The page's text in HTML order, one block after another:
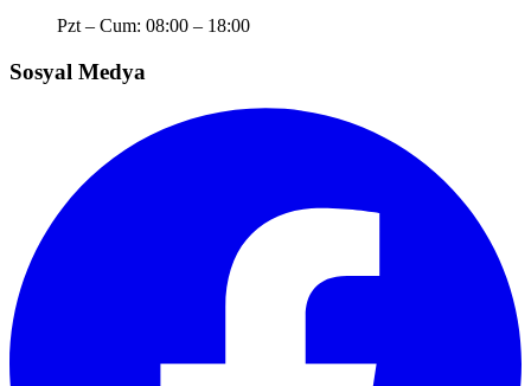
Pzt – Cum: 08:00 – 18:00
Sosyal Medya